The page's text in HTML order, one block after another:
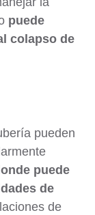
puede
colapso de
pueden
puede
de
de